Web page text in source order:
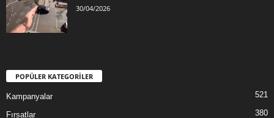
30/04/2026
POPÜLER KATEGORİLER
Kampanyalar 521
Fırsatlar 380